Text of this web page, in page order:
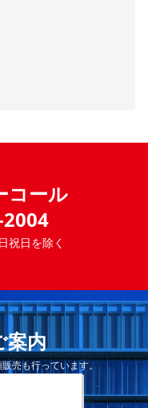
コール
祝日を除く
案内
売も行っています。